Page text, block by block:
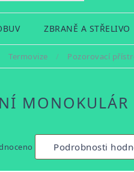
ZBRANĚ A STŘELIVO
Termovize / Pozorovací
MONOKULÁR
Podrobnosti